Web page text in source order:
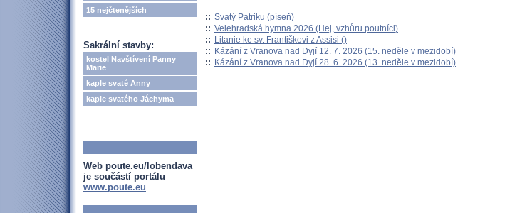
15 nejčtenějších
Sakrální stavby:
kostel Navštívení Panny
Marie
kaple svaté Anny
kaple svatého Jáchyma
Web poute.eu/lobendava
je součástí portálu
www.poute.eu
:: Svatý Patriku (píseň)
:: Velehradská hymna 2026 (Hej, vzhůru poutníci)
:: Litanie ke sv. Františkovi z Assisi ()
:: Kázání z Vranova nad Dyjí 12. 7. 2026 (15. neděle v mezidobí)
:: Kázání z Vranova nad Dyjí 28. 6. 2026 (13. neděle v mezidobí)